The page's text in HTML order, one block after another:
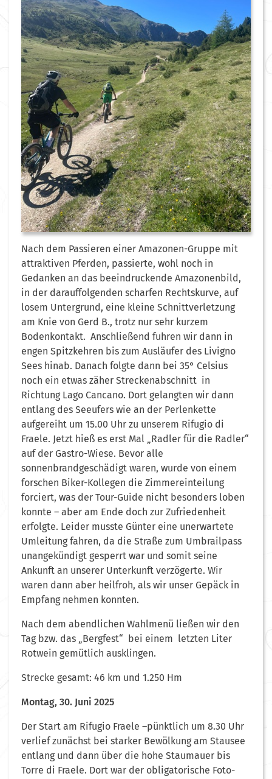
Nach dem Passieren einer Amazonen-Gruppe mit
attraktiven Pferden, passierte, wohl noch in
Gedanken an das beeindruckende Amazonenbild,
in der darauffolgenden scharfen Rechtskurve, auf
losem Untergrund, eine kleine Schnittverletzung
am Knie von Gerd B., trotz nur sehr kurzem
Bodenkontakt. Anschließend fuhren wir dann in
engen Spitzkehren bis zum Ausläufer des Livigno
Sees hinab. Danach folgte dann bei 35° Celsius
noch ein etwas zäher Streckenabschnitt in
Richtung Lago Cancano. Dort gelangten wir dann
entlang des Seeufers wie an der Perlenkette
aufgereiht um 15.00 Uhr zu unserem Rifugio di
Fraele. Jetzt hieß es erst Mal „Radler für die Radler“
auf der Gastro-Wiese. Bevor alle
sonnenbrandgeschädigt waren, wurde von einem
forschen Biker-Kollegen die Zimmereinteilung
forciert, was der Tour-Guide nicht besonders loben
konnte – aber am Ende doch zur Zufriedenheit
erfolgte. Leider musste Günter eine unerwartete
Umleitung fahren, da die Straße zum Umbrailpass
unangekündigt gesperrt war und somit seine
Ankunft an unserer Unterkunft verzögerte. Wir
waren dann aber heilfroh, als wir unser Gepäck in
Empfang nehmen konnten.
Nach dem abendlichen Wahlmenü ließen wir den
Tag bzw. das „Bergfest“ bei einem letzten Liter
Rotwein gemütlich ausklingen.
Strecke gesamt: 46 km und 1.250 Hm
Montag, 30. Juni 2025
Der Start am Rifugio Fraele –pünktlich um 8.30 Uhr
verlief zunächst bei starker Bewölkung am Stausee
entlang und dann über die hohe Staumauer bis
Torre di Fraele. Dort war der obligatorische Foto-